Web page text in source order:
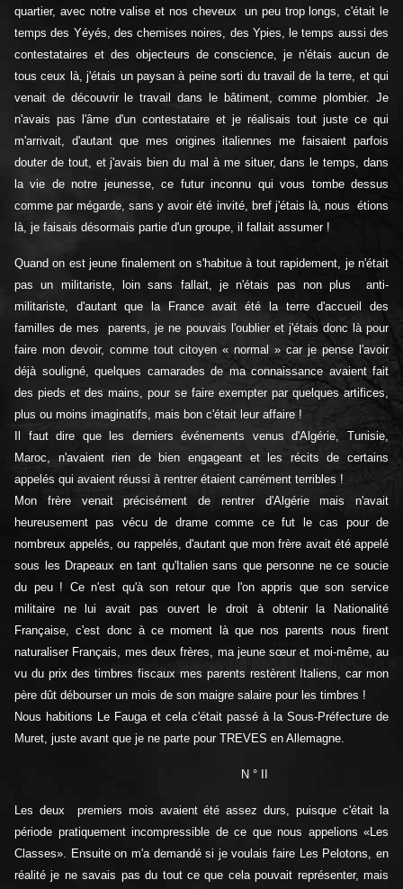
quartier, avec notre valise et nos cheveux un peu trop longs, c'était le
temps des Yéyés, des chemises noires, des Ypies, le temps aussi des
contestataires et des objecteurs de conscience, je n'étais aucun de
tous ceux là, j'étais un paysan à peine sorti du travail de la terre, et qui
venait de découvrir le travail dans le bâtiment, comme plombier. Je
n'avais pas l'âme d'un contestataire et je réalisais tout juste ce qui
m'arrivait, d'autant que mes origines italiennes me faisaient parfois
douter de tout, et j'avais bien du mal à me situer, dans le temps, dans
la vie de notre jeunesse, ce futur inconnu qui vous tombe dessus
comme par mégarde, sans y avoir été invité, bref j'étais là, nous étions
là, je faisais désormais partie d'un groupe, il fallait assumer !
Quand on est jeune finalement on s'habitue à tout rapidement, je n'était
pas un militariste, loin sans fallait, je n'étais pas non plus anti-
militariste, d'autant que la France avait été la terre d'accueil des
familles de mes parents, je ne pouvais l'oublier et j'étais donc là pour
faire mon devoir, comme tout citoyen « normal » car je pense l'avoir
déjà souligné, quelques camarades de ma connaissance avaient fait
des pieds et des mains, pour se faire exempter par quelques artifices,
plus ou moins imaginatifs, mais bon c'était leur affaire !
Il faut dire que les derniers événements venus d'Algérie, Tunisie,
Maroc, n'avaient rien de bien engageant et les récits de certains
appelés qui avaient réussi à rentrer étaient carrément terribles !
Mon frère venait précisément de rentrer d'Algérie mais n'avait
heureusement pas vécu de drame comme ce fut le cas pour de
nombreux appelés, ou rappelés, d'autant que mon frère avait été appelé
sous les Drapeaux en tant qu'Italien sans que personne ne ce soucie
du peu ! Ce n'est qu'à son retour que l'on appris que son service
militaire ne lui avait pas ouvert le droit à obtenir la Nationalité
Française, c'est donc à ce moment là que nos parents nous firent
naturaliser Français, mes deux frères, ma jeune sœur et moi-même, au
vu du prix des timbres fiscaux mes parents restèrent Italiens, car mon
père dût débourser un mois de son maigre salaire pour les timbres !
Nous habitions Le Fauga et cela c'était passé à la Sous-Préfecture de
Muret, juste avant que je ne parte pour TREVES en Allemagne.
N ° II
Les deux premiers mois avaient été assez durs, puisque c'était la
période pratiquement incompressible de ce que nous appelions «Les
Classes». Ensuite on m'a demandé si je voulais faire Les Pelotons, en
réalité je ne savais pas du tout ce que cela pouvait représenter, mais